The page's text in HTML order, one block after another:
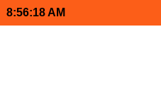
8:56:20 AM